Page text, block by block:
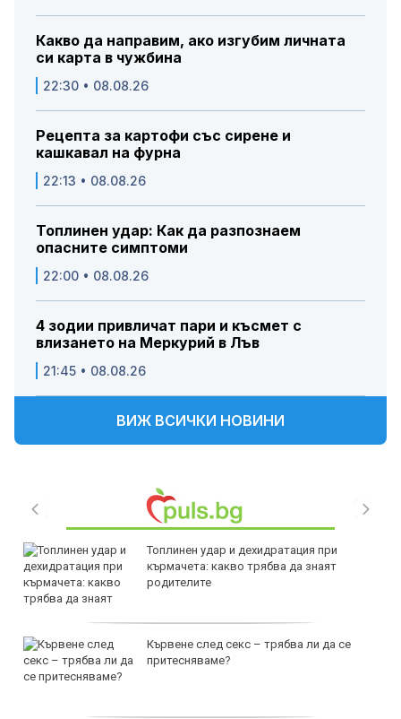
Какво да направим, ако изгубим личната
си карта в чужбина
22:30 • 08.08.26
Рецепта за картофи със сирене и
кашкавал на фурна
22:13 • 08.08.26
Топлинен удар: Как да разпознаем
опасните симптоми
22:00 • 08.08.26
4 зодии привличат пари и късмет с
влизането на Меркурий в Лъв
21:45 • 08.08.26
ВИЖ ВСИЧКИ НОВИНИ
Топлинен удар и дехидратация при
кърмачета: какво трябва да знаят
родителите
Кървене след секс – трябва ли да се
притесняваме?